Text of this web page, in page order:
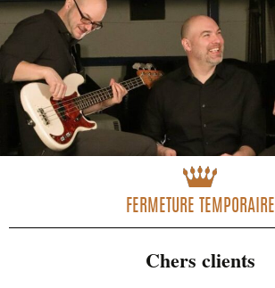
FERMETURE TEMPORAIRE
Chers clients